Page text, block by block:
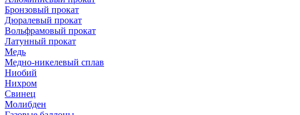
Бронзовый прокат
Дюралевый прокат
Вольфрамовый прокат
Латунный прокат
Медь
Медно-никелевый сплав
Ниобий
Нихром
Свинец
Молибден